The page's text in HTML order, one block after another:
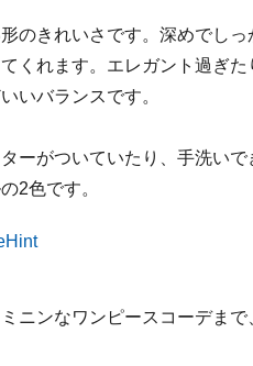
のきれいさです。深めでし
くれます。エレガント過ぎ
いバランスです。
ーがついていたり、手洗いで
2色です。
ニンなワンピースコーデまで